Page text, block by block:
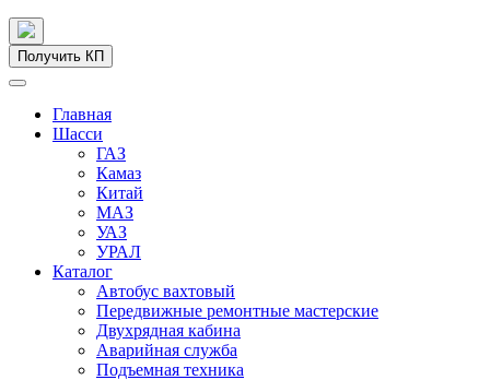
Получить КП
Главная
Шасси
ГАЗ
Камаз
Китай
МАЗ
УАЗ
УРАЛ
Каталог
Автобус вахтовый
Передвижные ремонтные мастерские
Двухрядная кабина
Аварийная служба
Подъемная техника